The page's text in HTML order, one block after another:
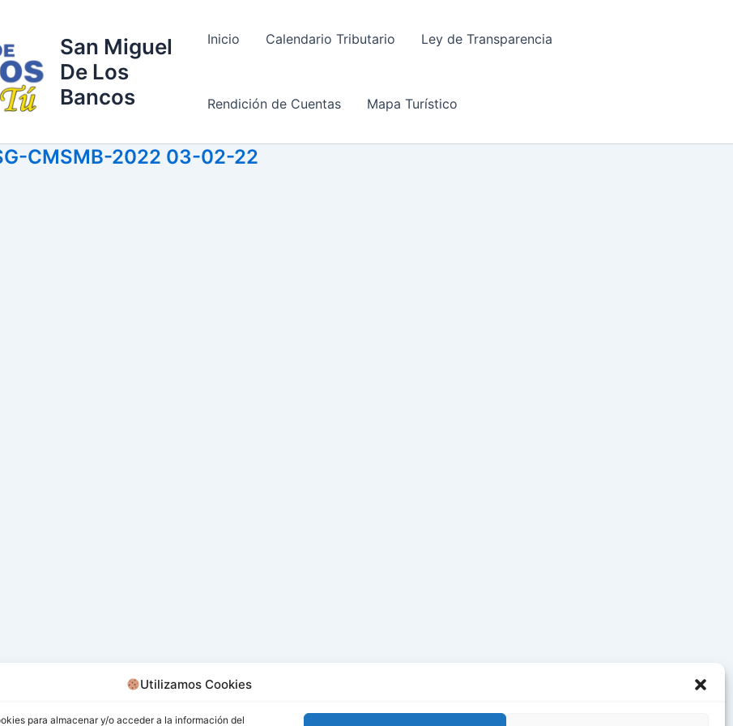
Utilizamos Cookies
para almacenar y/o acceder a la información del
San Miguel
De Los
Bancos
Inicio Calendario Tributario Ley de Transparencia
Rendición de Cuentas Mapa Turístico
CMSMB-2022 03-02-22